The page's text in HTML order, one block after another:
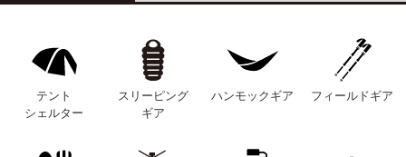
テント
シェルター
スリーピング
ギア
ハンモックギア フィールドギア